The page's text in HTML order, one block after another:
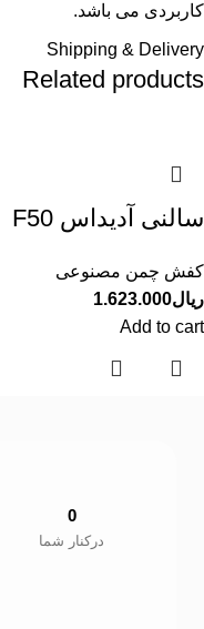
کاربردی می باشد.
Shipping & Delivery
Related products
سالنی آدیداس F50
کفش چمن مصنوعی
ریال1.623.000
Add to cart
درکنار شما
0